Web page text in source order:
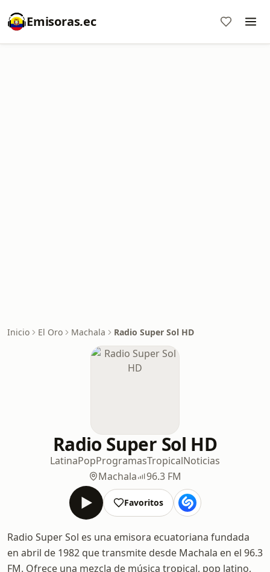
Emisoras.ec
Inicio El Oro Machala Radio Super Sol HD
Radio Super Sol HD
LatinaPopProgramasTropicalNoticias
Machala
96.3 FM
Favoritos
Radio Super Sol es una emisora ecuatoriana fundada
en abril de 1982 que transmite desde Machala en el 96.3
FM. Ofrece una mezcla de música tropical, pop latino,